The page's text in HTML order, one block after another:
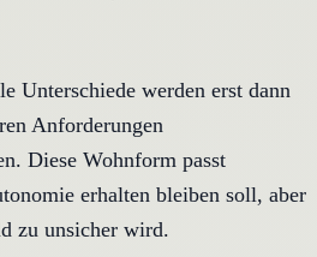
werden erst dann
Anforderungen
Diese Wohnform passt
erhalten bleiben soll, aber
zu unsicher wird.